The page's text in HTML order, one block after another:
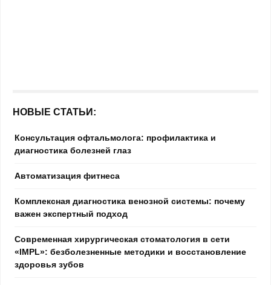
НОВЫЕ СТАТЬИ:
Консультация офтальмолога: профилактика и
диагностика болезней глаз
Автоматизация фитнеса
Комплексная диагностика венозной системы: почему
важен экспертный подход
Современная хирургическая стоматология в сети
«IMPL»: безболезненные методики и восстановление
здоровья зубов